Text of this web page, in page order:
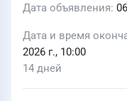
Дата объявления
Дата и время
2026 г., 10:00
14 дней